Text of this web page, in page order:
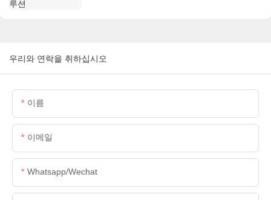
우리와 연락을 취하십시오
이름
이메일
Whatsapp/wechat